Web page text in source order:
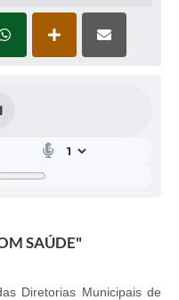
SAÚDE"
Diretorias Municipais de